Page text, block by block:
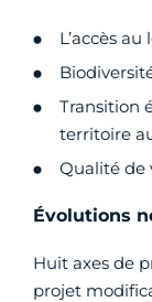
L’accès
Transition
territoire
Qualité de
Évolutions
Huit axes de
projet